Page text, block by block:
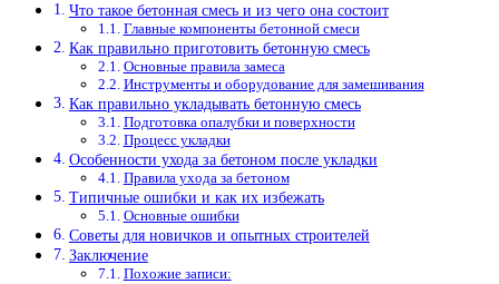
Что такое бетонная смесь и из чего она состоит
Главные компоненты бетонной смеси
Как правильно приготовить бетонную смесь
Основные правила замеса
Инструменты и оборудование для замешивания
Как правильно укладывать бетонную смесь
Подготовка опалубки и поверхности
Процесс укладки
Особенности ухода за бетоном после укладки
Правила ухода за бетоном
Типичные ошибки и как их избежать
Основные ошибки
Советы для новичков и опытных строителей
Заключение
Похожие записи: